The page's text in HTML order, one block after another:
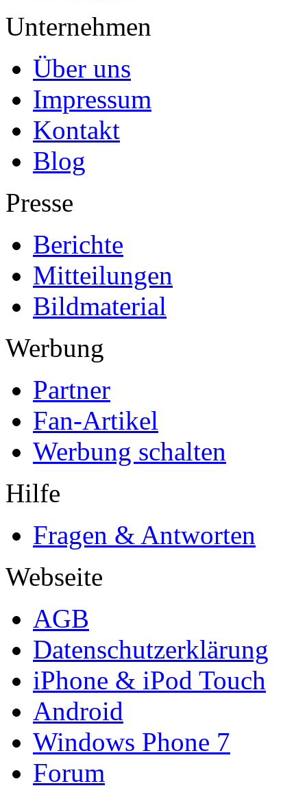
Unternehmen
Über uns
Impressum
Kontakt
Blog
Presse
Berichte
Mitteilungen
Bildmaterial
Werbung
Partner
Fan-Artikel
Werbung schalten
Hilfe
Fragen & Antworten
Webseite
AGB
Datenschutzerklärung
iPhone & iPod Touch
Android
Windows Phone 7
Forum